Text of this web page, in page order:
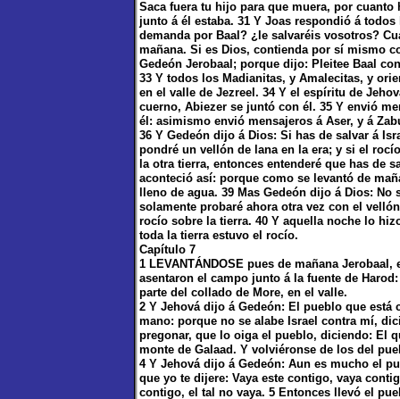
Saca fuera tu hijo para que muera, por
junto á él estaba. 31 Y Joas respondió á
demanda por Baal? ¿le salvaréis vosotros?
mañana. Si es Dios, contienda por sí mismo
Gedeón Jerobaal; porque dijo: Pleitee Baal
33 Y todos los Madianitas, y Amalecitas, y
en el valle de Jezreel. 34 Y el espíritu de
cuerno, Abiezer se juntó con él. 35 Y envió
él: asimismo envió mensajeros á Aser, y á
36 Y Gedeón dijo á Dios: Si has de salvar á
pondré un vellón de lana en la era; y si el
la otra tierra, entonces entenderé que has de
aconteció así: porque como se levantó de
lleno de agua. 39 Mas Gedeón dijo á Dios:
solamente probaré ahora otra vez con el
rocío sobre la tierra. 40 Y aquella noche lo
toda la tierra estuvo el rocío.
Capítulo 7
1 LEVANTÁNDOSE pues de mañana
asentaron el campo junto á la fuente de
parte del collado de More, en el valle.
2 Y Jehová dijo á Gedeón: El pueblo que
mano: porque no se alabe Israel contra mí,
pregonar, que lo oiga el pueblo, diciendo: El
monte de Galaad. Y volviéronse de los del
4 Y Jehová dijo á Gedeón: Aun es mucho el
que yo te dijere: Vaya este contigo, vaya
contigo, el tal no vaya. 5 Entonces llevó el